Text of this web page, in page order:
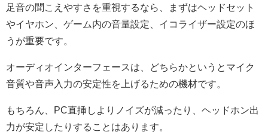
足音の聞こえやすさを重視するなら、まずはヘッドセット
やイヤホン、ゲーム内の音量設定、イコライザー設定のほ
うが重要です。
オーディオインターフェースは、どちらかというとマイク
音質や音声入力の安定性を上げるための機材です。
もちろん、PC直挿しよりノイズが減ったり、ヘッドホン出
力が安定したりすることはあります。